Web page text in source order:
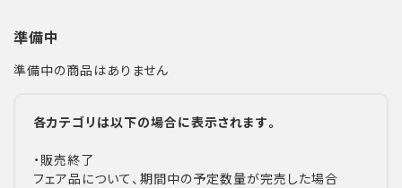
準備中
準備中の商品はありません
各カテゴリは以下の場合に表示されます。
・販売終了
フェア品について、期間中の予定数量が完売した場合